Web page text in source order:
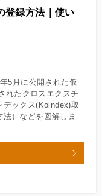
登録方法｜使い
5月に公開された仮
れたクロスエクスチ
デックス(Koindex)取
）などを図解しま